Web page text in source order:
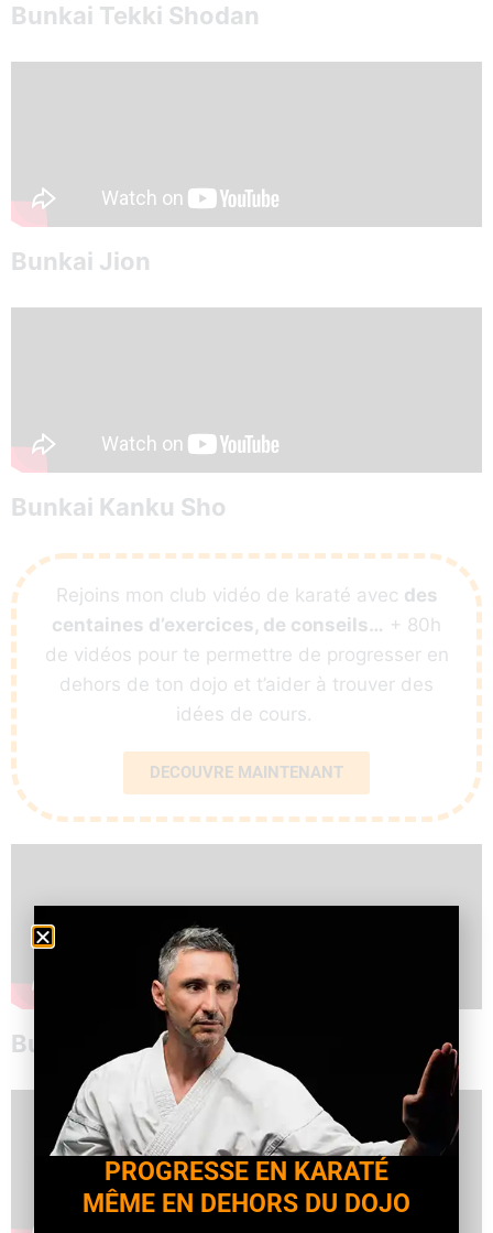
Bunkai Tekki Shodan
Bunkai Jion
Bunkai Kanku Sho
Rejoins mon club vidéo de karaté avec des
centaines d’exercices, de conseils… + 80h
de vidéos pour te permettre de progresser en
dehors de ton dojo et t’aider à trouver des
idées de cours.
DECOUVRE MAINTENANT
Bunkai Tekki Shodan
PROGRESSE EN KARATÉ
MÊME EN DEHORS DU DOJO